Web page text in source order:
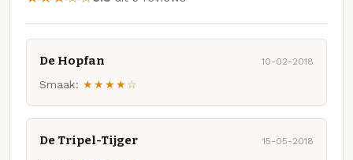
De Hopfan 10-02-2018
Smaak: ★★★★☆
De Tripel-Tijger 15-05-2018